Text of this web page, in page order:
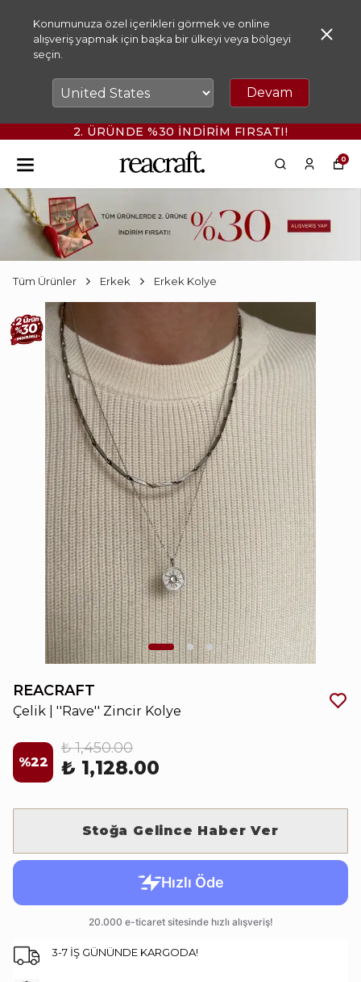
Konumunuza özel içerikleri görmek ve online
alışveriş yapmak için başka bir ülkeyi veya bölgeyi
seçin.
Devam
2. ÜRÜNDE %30 İNDİRİM FIRSATI!
0
Tüm Ürünler Erkek Erkek Kolye
REACRAFT
Çelik | ''Rave'' Zincir Kolye
%22
₺ 1,450.00
₺ 1,128.00
Stoğa Gelince Haber Ver
3-7 İŞ GÜNÜNDE KARGODA!